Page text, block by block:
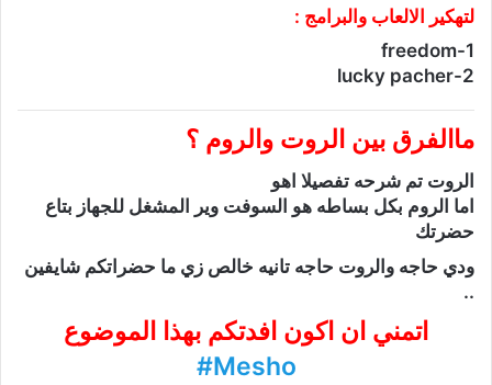
لتهكير الالعاب والبرامج :
1-freedom
2-lucky pacher
ماالفرق بين الروت والروم ؟
الروت تم شرحه تفصيلا اهو
اما الروم بكل بساطه هو السوفت وير المشغل للجهاز بتاع
حضرتك
ودي حاجه والروت حاجه تانيه خالص زي ما حضراتكم شايفين
..
اتمني ان اكون افدتكم بهذا الموضوع
‪#‎Mesho‬